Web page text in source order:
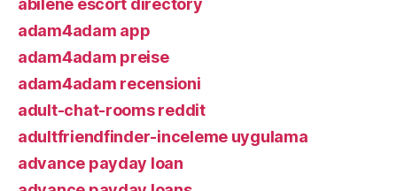
abilene escort directory
adam4adam app
adam4adam preise
adam4adam recensioni
adult-chat-rooms reddit
adultfriendfinder-inceleme uygulama
advance payday loan